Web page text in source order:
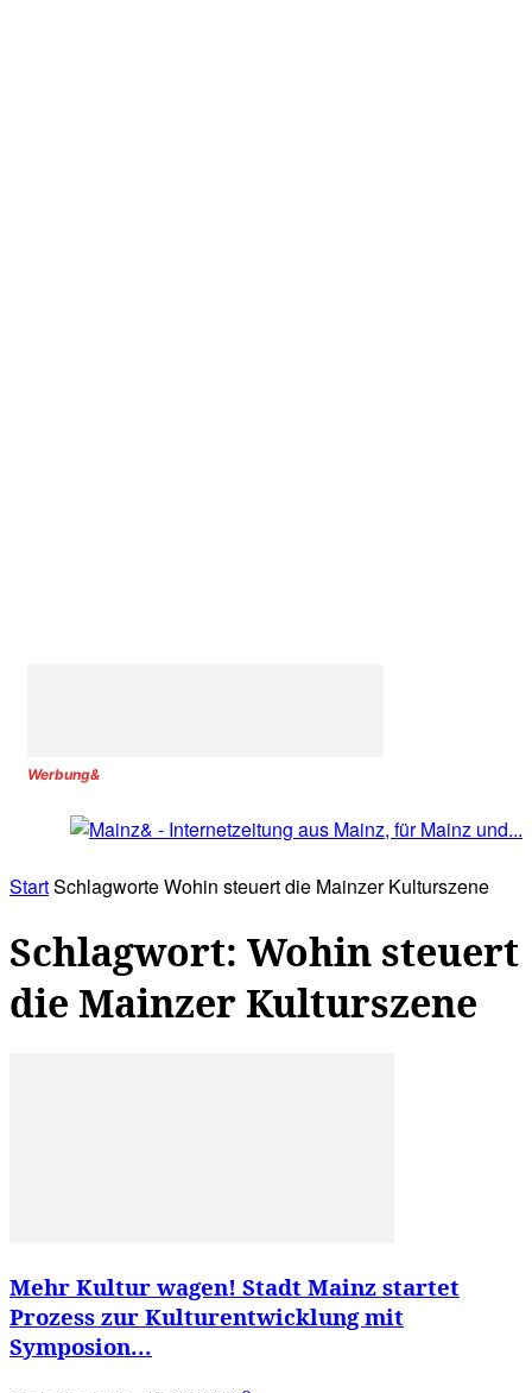
Werbung&
StartSchlagworteWohin steuert die Mainzer Kulturszene
Schlagwort: Wohin steuert
die Mainzer Kulturszene
Mehr Kultur wagen! Stadt Mainz startet
Prozess zur Kulturentwicklung mit
Symposion...